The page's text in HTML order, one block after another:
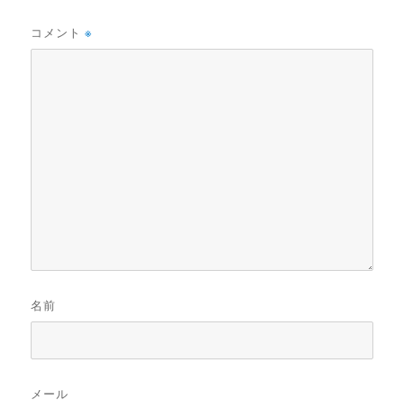
コメント※
名前
メール